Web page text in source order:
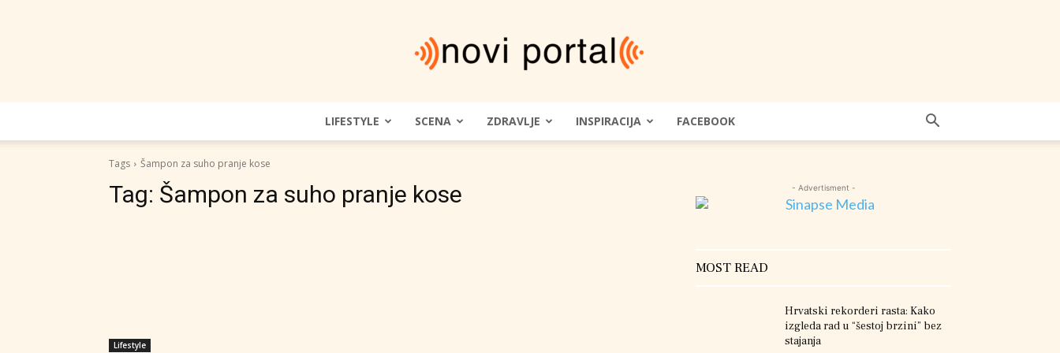
Novi
LIFESTYLE SCENA ZDRAVLJE INSPIRACIJA FACEBOOK
Tags Šampon za suho pranje kose
Tag: Šampon za suho pranje kose
Lifestyle
- Advertisment -
MOST READ
Hrvatski rekorderi rasta: Kako
izgleda rad u “šestoj brzini” bez
stajanja